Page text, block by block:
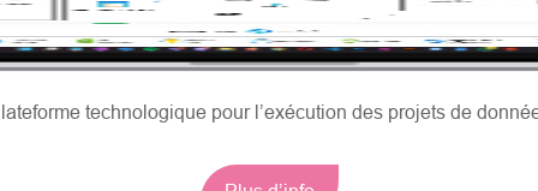
technologique pour l’exécution des projets de